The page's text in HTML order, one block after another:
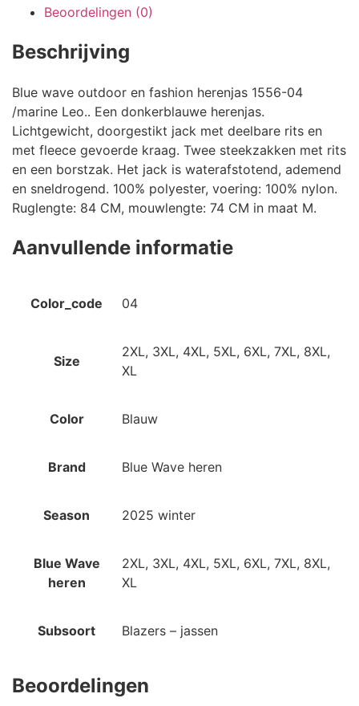
Beoordelingen (0)
Beschrijving
Blue wave outdoor en fashion herenjas 1556-04
/marine Leo.. Een donkerblauwe herenjas.
Lichtgewicht, doorgestikt jack met deelbare rits en
met fleece gevoerde kraag. Twee steekzakken met rits
en een borstzak. Het jack is waterafstotend, ademend
en sneldrogend. 100% polyester, voering: 100% nylon.
Ruglengte: 84 CM, mouwlengte: 74 CM in maat M.
Aanvullende informatie
Color_code 04
Size
2XL, 3XL, 4XL, 5XL, 6XL, 7XL, 8XL,
XL
Color Blauw
Brand Blue Wave heren
Season 2025 winter
Blue Wave
heren
2XL, 3XL, 4XL, 5XL, 6XL, 7XL, 8XL,
XL
Subsoort Blazers – jassen
Beoordelingen